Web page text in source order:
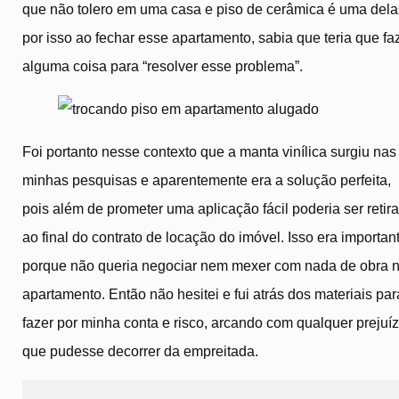
que não tolero em uma casa e piso de cerâmica é uma
por isso ao fechar esse apartamento, sabia que teria que
alguma coisa para “resolver esse problema”.
Foi portanto nesse contexto que a manta vinílica surgiu nas
minhas pesquisas e aparentemente era a solução perfeita,
pois além de prometer uma aplicação fácil poderia ser
ao final do contrato de locação do imóvel. Isso era
porque não queria negociar nem mexer com nada de obra
apartamento. Então não hesitei e fui atrás dos materiais
fazer por minha conta e risco, arcando com qualquer
que pudesse decorrer da empreitada.